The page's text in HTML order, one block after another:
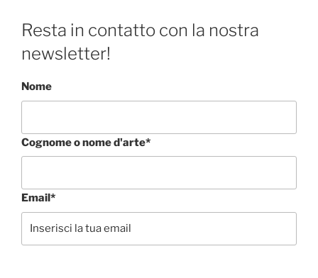
Resta in contatto con la nostra
newsletter!
Nome
Cognome o nome d'arte*
Email*